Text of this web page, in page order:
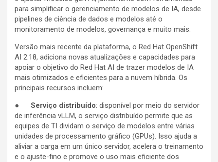
para simplificar o gerenciamento de modelos de IA, desde
pipelines de ciência de dados e modelos até o
monitoramento de modelos, governança e muito mais.
Versão mais recente da plataforma, o Red Hat OpenShift
AI 2.18, adiciona novas atualizações e capacidades para
apoiar o objetivo do Red Hat AI de trazer modelos de IA
mais otimizados e eficientes para a nuvem híbrida. Os
principais recursos incluem:
● Serviço distribuído: disponível por meio do servidor
de inferência vLLM, o serviço distribuído permite que as
equipes de TI dividam o serviço de modelos entre várias
unidades de processamento gráfico (GPUs). Isso ajuda a
aliviar a carga em um único servidor, acelera o treinamento
e o ajuste-fino e promove o uso mais eficiente dos